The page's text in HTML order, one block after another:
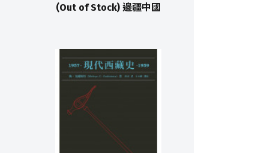
(Out of Stock) 邊疆中國